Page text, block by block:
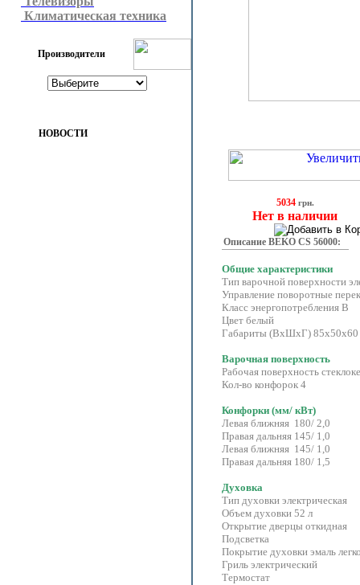
Климатическая техника
Производители
НОВОСТИ
5034грн.
Нет в наличии
Описание BEKO CS 56000:
Общие характеристики
Тип варочной поверхности
Управление поворотные
Класс энергопотребления В
Цвет белый
Габариты (ВхШхГ) 85x50x60
Варочная поверхность
Рабочая поверхность
Кол-во конфорок 4
Конфорки (мм/ кВт)
Левая ближняя 180/ 2,0
Правая дальняя 145/ 1,0
Левая ближняя 145/ 1,0
Правая дальняя 180/ 1,5
Духовка
Тип духовки электрическая
Объем духовки 52 л
Открытие дверцы откидная
Подсветка
Покрытие духовки эмаль
Гриль электрический
Термостат